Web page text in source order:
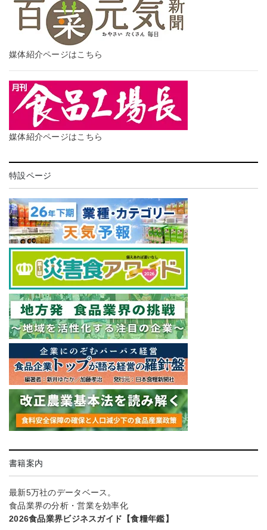
媒体紹介ページはこちら
媒体紹介ページはこちら
特設ページ
書籍案内
最新5万社のデータベース。
食品業界の分析・営業を効率化
2026食品業界ビジネスガイド【食糧年鑑】